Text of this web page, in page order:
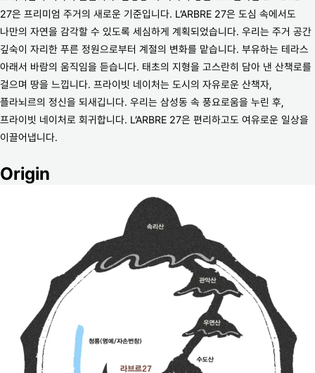
27은 프리미엄 주거의 새로운 기준입니다. L’ARBRE 27은 도심 속에서도
나만의 자연을 감각할 수 있도록 세심하게 계획되었습니다. 우리는 주거 공간
깊숙이 자리한 푸른 정원으로부터 계절의 변화를 맡습니다. 부유하는 테라스
아래서 바람의 움직임을 듣습니다. 태초의 지형을 고스란히 담아 낸 산책로를
걸으며 땅을 느낍니다. 프라이빗 네이처는 도시의 자유로운 산책자,
플라뇌르의 정신을 되새깁니다. 우리는 삼성동 속 풍요로움을 누린 후,
프라이빗 네이처로 회귀합니다. L’ARBRE 27은 편리하고도 여유로운 일상을
이끌어냅니다.
Origin